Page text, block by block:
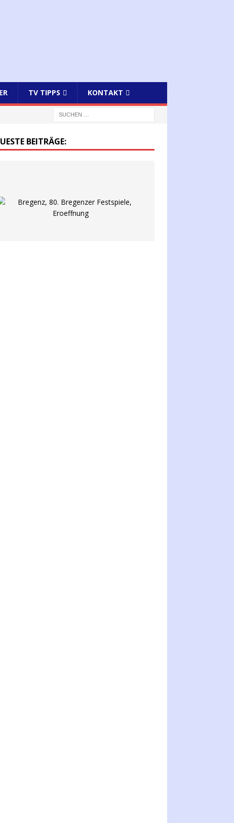
TV TIPPS KONTAKT
BEITRÄGE: